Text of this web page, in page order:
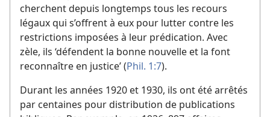
cherchent depuis longtemps tous les recours
légaux qui s’offrent à eux pour lutter contre les
restrictions imposées à leur prédication. Avec
zèle, ils ‘défendent la bonne nouvelle et la font
reconnaître en justice’ (Phil. 1:7).
Durant les années 1920 et 1930, ils ont été arrêtés
par centaines pour distribution de publications